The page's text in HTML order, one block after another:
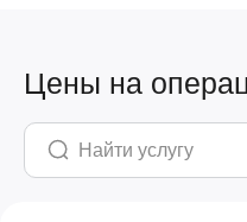
Цены на